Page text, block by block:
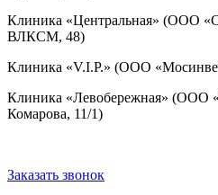
Клиника «Центральная» (ООО
ВЛКСМ, 48)
Клиника «V.I.P.» (ООО
Клиника «Левобережная» (ООО
Комарова, 11/1)
Заказать звонок